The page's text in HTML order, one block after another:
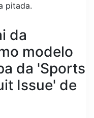
pitada.
da
modelo
da 'Sports
Issue' de